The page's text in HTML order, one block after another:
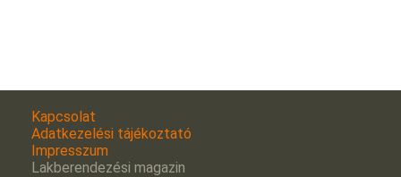
Kapcsolat
Adatkezelési tájékoztató
Impresszum
Lakberendezési magazin